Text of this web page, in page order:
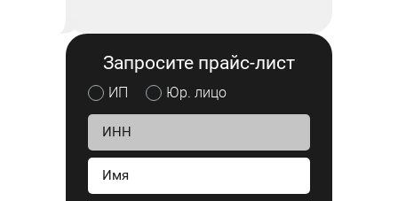
Запросите прайс-лист
ИП Юр. лицо